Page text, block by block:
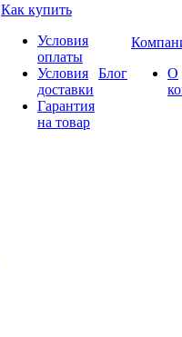
Как купить
Условия
оплаты
Условия
доставки
Гарантия
на товар
Блог
О